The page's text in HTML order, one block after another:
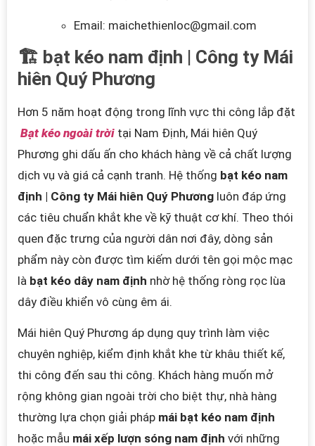
Email: maichethienloc@gmail.com
🏗️ bạt kéo nam định | Công ty Mái
hiên Quý Phương
Hơn 5 năm hoạt động trong lĩnh vực thi công lắp đặt
Bạt kéo ngoài trời tại Nam Định, Mái hiên Quý
Phương ghi dấu ấn cho khách hàng về cả chất lượng
dịch vụ và giá cả cạnh tranh. Hệ thống bạt kéo nam
định | Công ty Mái hiên Quý Phương luôn đáp ứng
các tiêu chuẩn khắt khe về kỹ thuật cơ khí. Theo thói
quen đặc trưng của người dân nơi đây, dòng sản
phẩm này còn được tìm kiếm dưới tên gọi mộc mạc
là bạt kéo dây nam định nhờ hệ thống ròng rọc lùa
dây điều khiển vô cùng êm ái.
Mái hiên Quý Phương áp dụng quy trình làm việc
chuyên nghiệp, kiểm định khắt khe từ khâu thiết kế,
thi công đến sau thi công. Khách hàng muốn mở
rộng không gian ngoài trời cho biệt thự, nhà hàng
thường lựa chọn giải pháp mái bạt kéo nam định
hoặc mẫu mái xếp lượn sóng nam định với những